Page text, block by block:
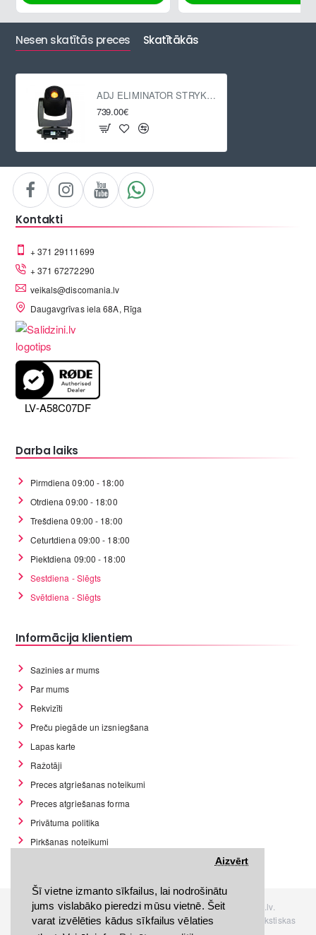
Šī vietne izmanto sīkfailus, lai nodrošinātu
jums vislabāko pieredzi mūsu vietnē. Šeit
varat izvēlēties kādus sīkfailus vēlaties
Aizvērt
Nesen skatītās preces Skatītākās
ADJ ELIMINATOR STRYKER SPOT
739.00€
Kontakti
+ 371 29111699
+ 371 67272290
veikals@discomania.lv
Daugavgrīvas iela 68A, Rīga
LV-A58C07DF
Darba laiks
Pirmdiena 09:00 - 18:00
Otrdiena 09:00 - 18:00
Trešdiena 09:00 - 18:00
Ceturtdiena 09:00 - 18:00
Piektdiena 09:00 - 18:00
Sestdiena - Slēgts
Svētdiena - Slēgts
Informācija klientiem
Sazinies ar mums
Par mums
Rekvizīti
Preču piegāde un izsniegšana
Lapas karte
Ražotāji
Preces atgriešanas noteikumi
Preces atgriešanas forma
Privātuma politika
Pirkšanas noteikumi
Visas tiesības rezervētas. Interneta veikals www.Discomania.lv.
Jebkuras Discomania.lv informācijas pārpublicēšana, bez rakstiskas